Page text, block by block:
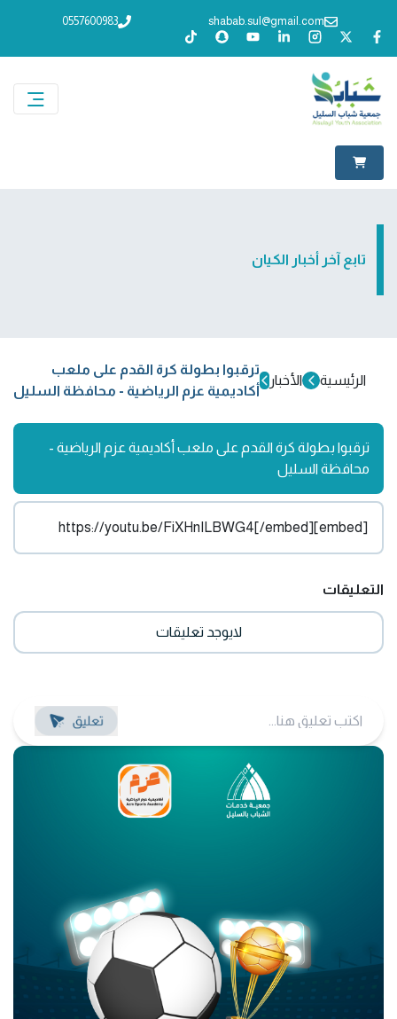
shabab.sul@gmail.com
0557600983
تابع آخر أخبار الكيان
الرئيسية الأخبار
ترقبوا بطولة كرة القدم على ملعب
أكاديمية عزم الرياضية - محافظة السليل
ترقبوا بطولة كرة القدم على ملعب أكاديمية عزم الرياضية -
محافظة السليل
[embed]https://youtu.be/FiXHnILBWG4[/embed]
التعليقات
لايوجد تعليقات